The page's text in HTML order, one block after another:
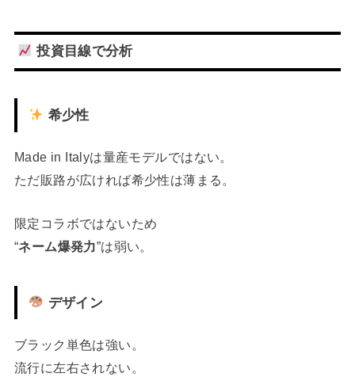
投資目線で分析
希少性
Made in Italyは量産モデルではない。
ただ販路が広ければ希少性は薄まる。
限定コラボではないため
“ネーム爆発力”は弱い。
デザイン
ブラック単色は強い。
流行に左右されない。